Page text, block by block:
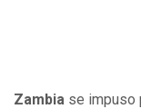
Zambia se impuso